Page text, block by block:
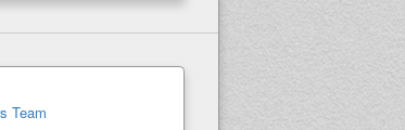
Team